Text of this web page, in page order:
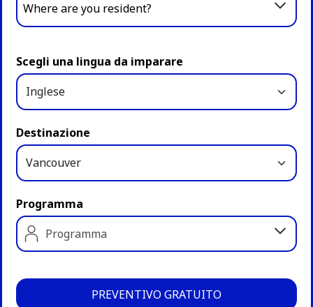
Where are you resident?
Scegli una lingua da imparare
Destinazione
Programma
Programma
PREVENTIVO GRATUITO